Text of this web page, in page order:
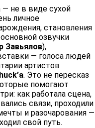
— не в виде сухой
личное
становления
озвучки
Завьялов),
— голоса людей
артистов
. Это не пересказ
помогают
как работала сцена,
связи, проходили
и разочарования —
свой путь.